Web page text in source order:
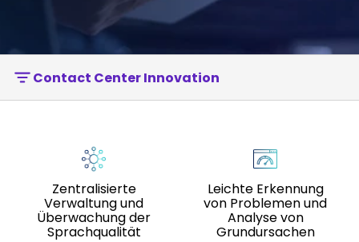
Tragen Sie sich in unseren
Contact Center Innovation
Zentralisierte
Verwaltung und
Überwachung der
Sprachqualität
Leichte Erkennung
von Problemen und
Analyse von
Grundursachen